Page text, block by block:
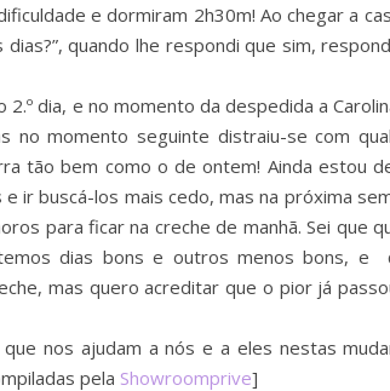
e dormiram 2h30m! Ao chegar a
quando lhe respondi que sim,
dia, e no momento da despedida a
no momento seguinte distraiu-se com
tão bem como o de ontem! Ainda estou
ir buscá-los mais cedo, mas na próxima
para ficar na creche de manhã. Sei que
dias bons e outros menos bons, e
mas quero acreditar que o pior já
que nos ajudam a nós e a eles nestas
pela Showroomprive]